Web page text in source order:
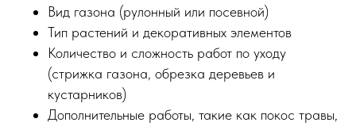
Вид газона (рулонный или посевной)
Тип растений и декоративных элементов
Количество и сложность работ по уходу
(стрижка газона, обрезка деревьев и
кустарников)
Дополнительные работы, такие как покос травы,